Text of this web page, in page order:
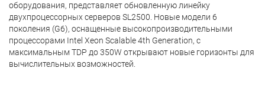
оборудования, представляет обновленную линейку
двухпроцессорных серверов SL2500. Новые модели 6
поколения (G6), оснащенные высокопроизводительными
процессорами Intel Xeon Scalable 4th Generation, с
максимальным TDP до 350W открывают новые горизонты для
вычислительных возможностей.